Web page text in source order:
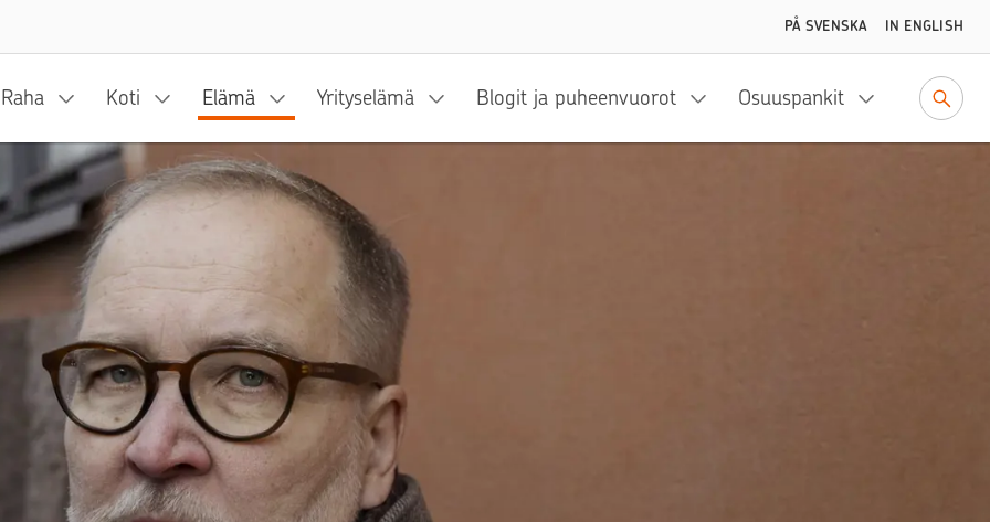
PÅ SVENSKA IN ENGLISH
Raha Koti Elämä Yrityselämä Blogit ja puheenvuorot Osuuspankit